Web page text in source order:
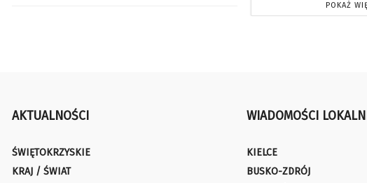
POKAŻ
AKTUALNOŚCI
ŚWIĘTOKRZYSKIE
KRAJ / ŚWIAT
WIADOMOŚCI
KIELCE
BUSKO-ZDRÓJ